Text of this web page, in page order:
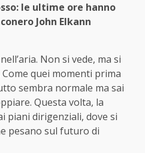
le ultime ore hanno
John Elkann
Non si vede, ma si
quei momenti prima
sembra normale ma sai
Questa volta, la
piani dirigenziali, dove si
pesano sul futuro di